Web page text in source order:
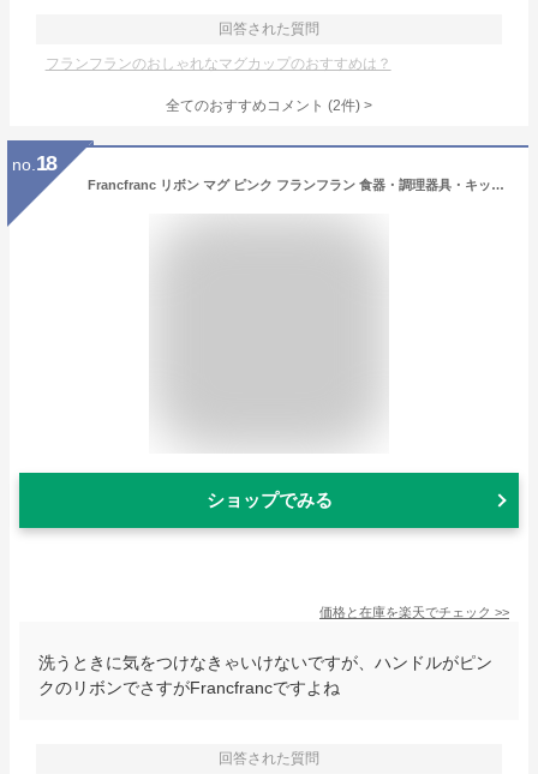
回答された質問
フランフランのおしゃれなマグカップのおすすめは？
全てのおすすめコメント (2件) >
no. 18
Francfranc リボン マグ ピンク フランフラン 食器・調理器具・キッチン用品 グラス・マグカップ・タンブラー ピンク
ショップでみる
価格と在庫を楽天でチェック >>
洗うときに気をつけなきゃいけないですが、ハンドルがピン
クのリボンでさすがFrancfrancですよね
回答された質問